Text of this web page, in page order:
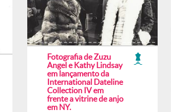
Fotografia de Zuzu
Angel e Kathy Lindsay
em lançamento da
International Dateline
Collection IV em
frente a vitrine de anjo
em NY.